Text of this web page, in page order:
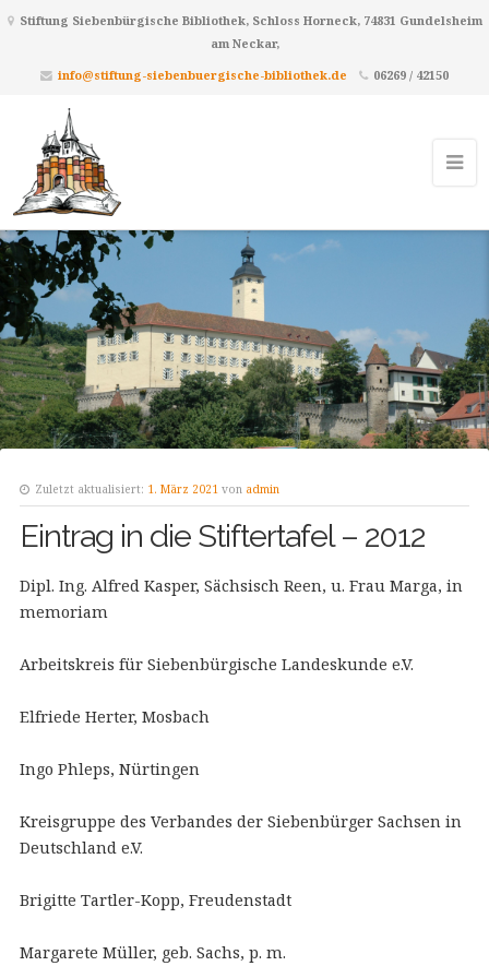
Stiftung Siebenbürgische Bibliothek, Schloss Horneck, 74831 Gundelsheim
am Neckar,
info@stiftung-siebenbuergische-bibliothek.de
06269 / 42150
Zuletzt aktualisiert: 1. März 2021 von admin
Eintrag in die Stiftertafel – 2012
Dipl. Ing. Alfred Kasper, Sächsisch Reen, u. Frau Marga, in
memoriam
Arbeitskreis für Siebenbürgische Landeskunde e.V.
Elfriede Herter, Mosbach
Ingo Phleps, Nürtingen
Kreisgruppe des Verbandes der Siebenbürger Sachsen in
Deutschland e.V.
Brigitte Tartler-Kopp, Freudenstadt
Margarete Müller, geb. Sachs, p. m.